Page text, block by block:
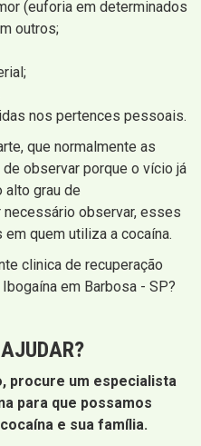
(euforia em determinados
outros;
nos pertences pessoais.
que normalmente as
observar porque o vício já
grau de
observar, esses
quem utiliza a cocaína.
clinica de recuperação
em Barbosa - SP?
procure um especialista
para que possamos
e sua família.